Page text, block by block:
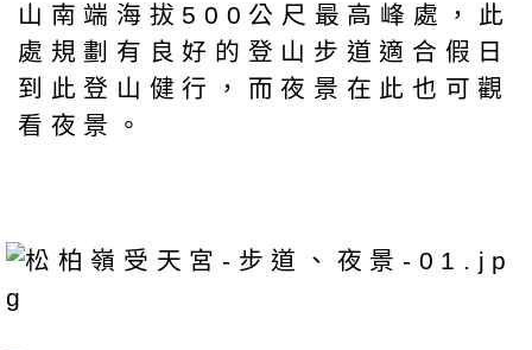
山南端海拔500公尺最高峰處，此
處規劃有良好的登山步道適合假日
到此登山健行，而夜景在此也可觀
看夜景。